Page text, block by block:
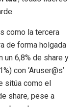
como la tercera
de forma holgada
un 6,8% de share y
con ‘Aruser@s’
sitúa como el
share, pese a